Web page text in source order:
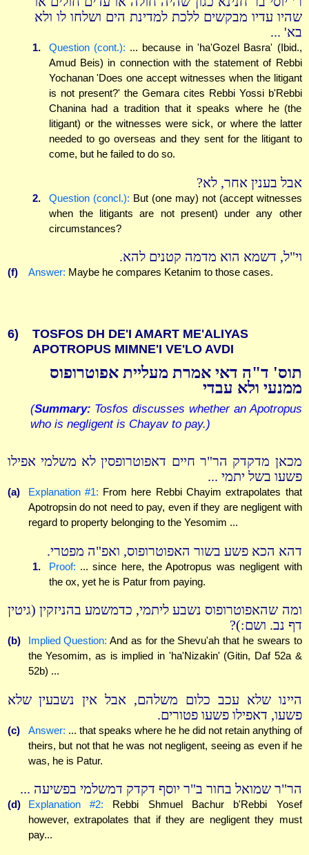
שהיו עדיו מבקשים ללכת למדינת הים ושלחו לו ולא
בא' ...
1. Question (cont.): ... because in 'ha'Gozel Basra' (Ibid.,
Amud Beis) in connection with the statement of Rebbi
Yochanan 'Does one accept witnesses when the litigant
is not present?' the Gemara cites Rebbi Yossi b'Rebbi
Chanina had a tradition that it speaks where he (the
litigant) or the witnesses were sick, or where the latter
needed to go overseas and they sent for the litigant to
come, but he failed to do so.
אבל בענין אחר, לא?
2. Question (concl.): But (one may) not (accept witnesses
when the litigants are not present) under any other
circumstances?
וי"ל, דשמא הוא מדמה קטנים להא.
(f) Answer: Maybe he compares Ketanim to those cases.
6)
TOSFOS DH DE'I AMART ME'ALIYAS
APOTROPUS MIMNE'I VE'LO AVDI
תוס' ד"ה דאי אמרת מעליית אפוטרופוס
ממנעי ולא עבדי
(Summary: Tosfos discusses whether an Apotropus
who is negligent is Chayav to pay.)
מכאן מדקדק הר"ר חיים דאפוטרופסין לא משלמי אפילו
פשעו בשל יתמי ...
(a) Explanation #1: From here Rebbi Chayim extrapolates that
Apotropsin do not need to pay, even if they are negligent with
regard to property belonging to the Yesomim ...
דהא הכא פשע בשור האפוטרופוס, ואפ"ה מפטרי.
1. Proof: ... since here, the Apotropus was negligent with
the ox, yet he is Patur from paying.
ומה שהאפוטרופוס נשבע ליתמי, כדמשמע בהניזקין (גיטין
דף נב. ושם:)?
(b) Implied Question: And as for the Shevu'ah that he swears to
the Yesomim, as is implied in 'ha'Nizakin' (Gitin, Daf 52a &
52b) ...
היינו שלא עכב כלום משלהם, אבל אין נשבעין שלא
פשעו, דאפילו פשעו פטורים.
(c) Answer: ... that speaks where he he did not retain anything of
theirs, but not that he was not negligent, seeing as even if he
was, he is Patur.
הר"ר שמואל בחור ב"ר יוסף דקדק דמשלמי בפשיעה ...
(d) Explanation #2: Rebbi Shmuel Bachur b'Rebbi Yosef
however, extrapolates that if they are negligent they must
pay...